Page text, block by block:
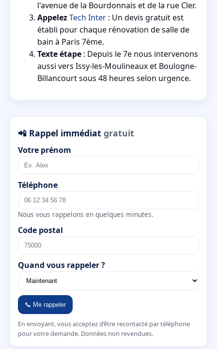
l'avenue de la Bourdonnais et de la rue Cler.
AppelezTech Inter : Un devis gratuit est
établi pour chaque rénovation de salle de
bain à Paris 7ème.
Texte étape : Depuis le 7e nous intervenons
aussi vers Issy-les-Moulineaux et Boulogne-
Billancourt sous 48 heures selon urgence.
📲 Rappel immédiat gratuit
Votre prénom
Téléphone
Nous vous rappelons en quelques minutes.
Code postal
Quand vous rappeler ?
📞 Me rappeler
En envoyant, vous acceptez d’être recontacté par téléphone
pour votre demande. Données non revendues.